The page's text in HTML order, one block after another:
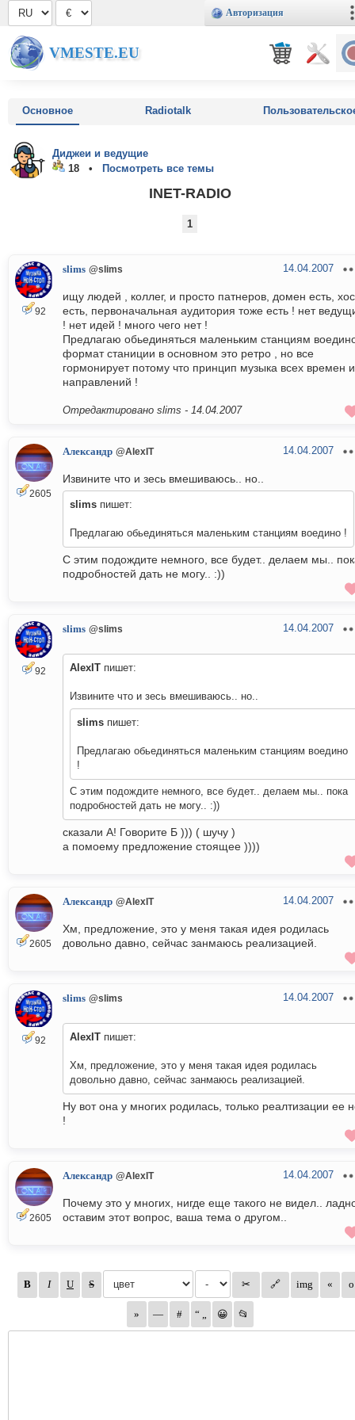
Авторизация
VMESTE.EU
Основное Radiotalk
Диджеи и ведущие
18 •
Посмотреть все темы
INET-RADIO
1
92
slims @slims 14.04.2007
ищу людей , коллег, и просто патнеров, домен есть,
есть, первоначальная аудитория тоже есть ! нет
! нет идей ! много чего нет !
Предлагаю обьединяться маленьким станциям
формат станиции в основном это ретро , но все
гормонирует потому что принцип музыка всех времен и
направлений !
Отредактировано slims - 14.04.2007
2605
Александр @AlexIT 14.04.2007
Извините что и зесь вмешиваюсь.. но..
slims пишет:
Предлагаю обьединяться маленьким станциям воедино !
С этим подождите немного, все будет.. делаем мы..
подробностей дать не могу.. :))
92
slims @slims 14.04.2007
AlexIT пишет:
Извините что и зесь вмешиваюсь.. но..
slims пишет:
Предлагаю обьединяться маленьким станциям воедино
!
С этим подождите немного, все будет.. делаем мы.. пока
подробностей дать не могу.. :))
сказали А! Говорите Б ))) ( шучу )
а помоему предложение стоящее ))))
2605
Александр @AlexIT 14.04.2007
Хм, предложение, это у меня такая идея родилась
довольно давно, сейчас занмаюсь реализацией.
92
slims @slims 14.04.2007
AlexIT пишет:
Хм, предложение, это у меня такая идея родилась
довольно давно, сейчас занмаюсь реализацией.
Ну вот она у многих родилась, только реалтизации ее
!
2605
Александр @AlexIT 14.04.2007
Почему это у многих, нигде еще такого не видел..
оставим этот вопрос, ваша тема о другом..